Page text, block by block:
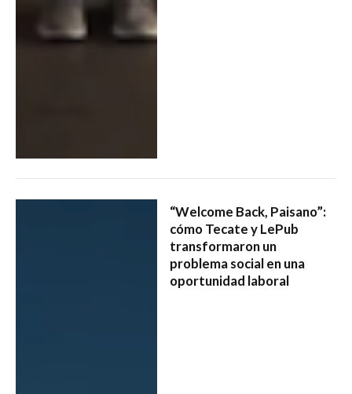
“Welcome Back, Paisano”:
cómo Tecate y LePub
transformaron un
problema social en una
oportunidad laboral